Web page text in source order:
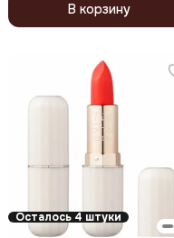
В корзину
Осталось 4 штуки